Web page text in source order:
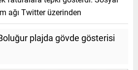
ağı Twitter üzerinden
plajda gövde gösterisi